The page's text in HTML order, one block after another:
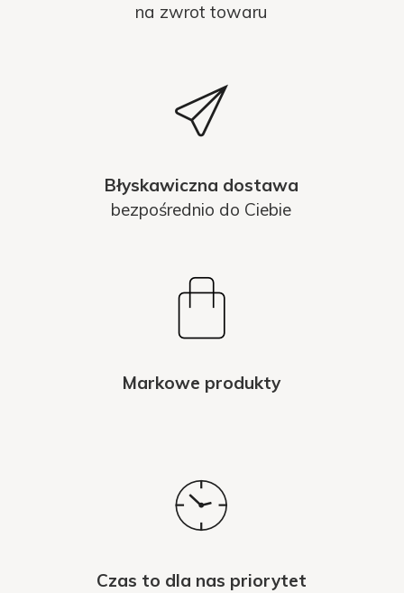
na zwrot towaru
Błyskawiczna dostawa
bezpośrednio do Ciebie
Markowe produkty
Czas to dla nas priorytet